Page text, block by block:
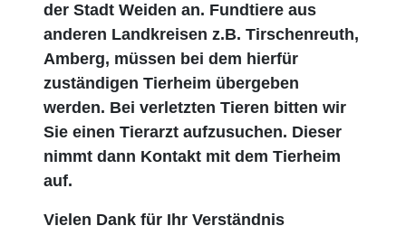
der Stadt Weiden an. Fundtiere aus
anderen Landkreisen z.B. Tirschenreuth,
Amberg, müssen bei dem hierfür
zuständigen Tierheim übergeben
werden. Bei verletzten Tieren bitten wir
Sie einen Tierarzt aufzusuchen. Dieser
nimmt dann Kontakt mit dem Tierheim
auf.
Vielen Dank für Ihr Verständnis